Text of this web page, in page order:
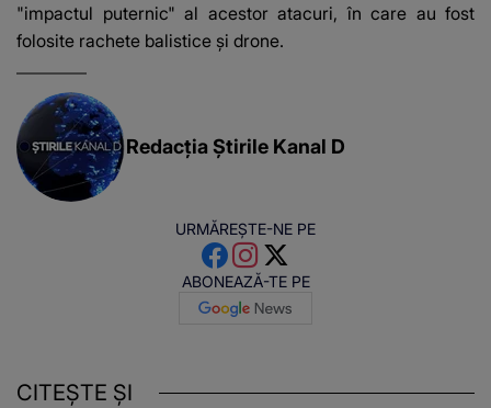
"impactul puternic" al acestor atacuri, în care au fost
folosite rachete balistice și drone.
Redacția Știrile Kanal D
URMĂREȘTE-NE PE
ABONEAZĂ-TE PE
CITEȘTE ȘI